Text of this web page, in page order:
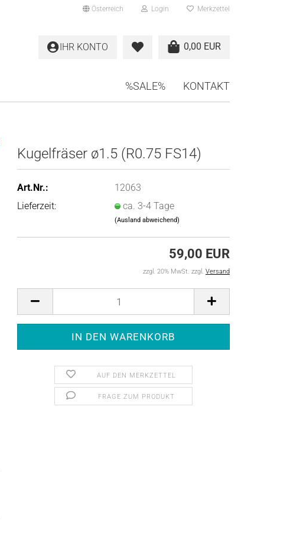
Österreich Login Merkzettel
0,00 EUR
IHR KONTO
%SALE% KONTAKT
Kugelfräser ø1.5 (R0.75 FS14)
Art.Nr.:
12063
Lieferzeit:
ca. 3-4 Tage
(Ausland abweichend)
59,00 EUR
zzgl. 20% MwSt. zzgl. Versand
AUF DEN MERKZETTEL
FRAGE ZUM PRODUKT